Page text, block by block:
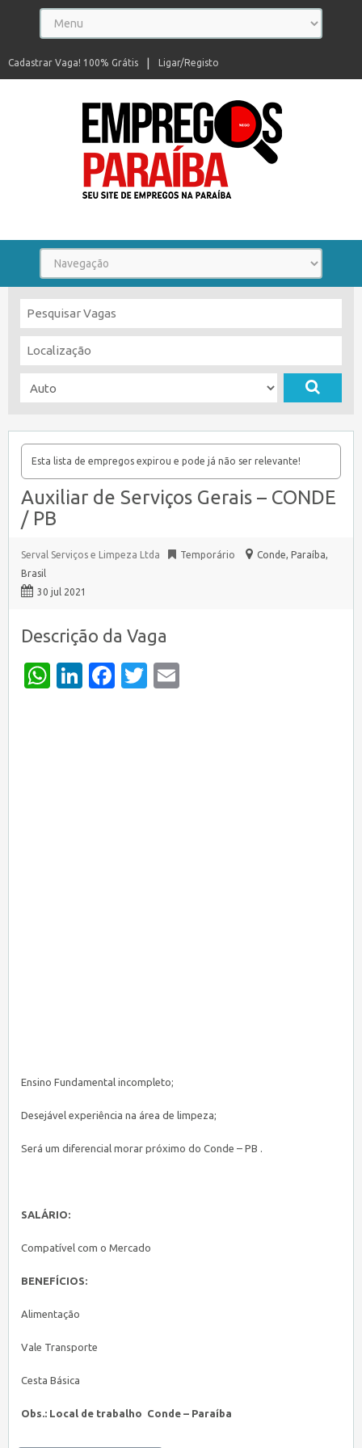
Ligar/Registo
Cadastrar Vaga! 100% Grátis
Esta lista de empregos expirou e pode já não ser relevante!
Auxiliar de Serviços Gerais – CONDE
/ PB
Serval Serviços e Limpeza Ltda Temporário Conde, Paraíba,
Brasil
30 jul 2021
Descrição da Vaga
WhatsApp
LinkedIn
Facebook
Twitter
Ensino Fundamental incompleto;
Desejável experiência na área de limpeza;
Será um diferencial morar próximo do Conde – PB .
SALÁRIO:
Compatível com o Mercado
BENEFÍCIOS:
Alimentação
Vale Transporte
Cesta Básica
Obs.: Local de trabalho Conde – Paraíba